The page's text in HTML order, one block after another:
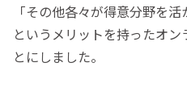
「その他各々が得意分野を
というメリットを持ったオ
とにしました。